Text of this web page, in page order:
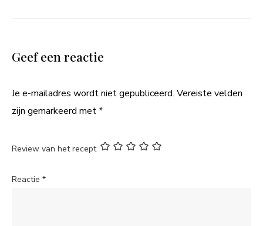
Geef een reactie
Je e-mailadres wordt niet gepubliceerd. Vereiste velden
zijn gemarkeerd met*
Review van het recept
Reactie *